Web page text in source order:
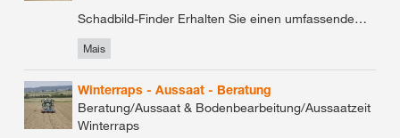
Schadbild-Finder Erhalten Sie einen umfassenden Überblick über die wichtigsten Schadbilder. Saatgutbedarf +
Mais
Winterraps - Aussaat - Beratung
Beratung/Aussaat & Bodenbearbeitung/Aussaatzeit
Winterraps